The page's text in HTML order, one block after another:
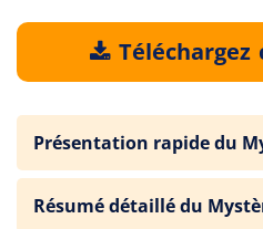
Présentation rapide du
Résumé détaillé du